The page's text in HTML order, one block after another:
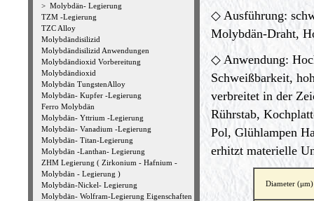
> Molybdän- Legierung
TZM -Legierung
TZC Alloy
Molybdändisilizid
Molybdändisilizid Anwendungen
Molybdändioxid Vorbereitung
Molybdändioxid
Molybdän TungstenAlloy
Molybdän- Kupfer -Legierung
Ferro Molybdän
Molybdän- Yttrium -Legierung
Molybdän- Vanadium -Legierung
Molybdän- Titan-Legierung
Molybdän -Lanthan- Legierung
ZHM Legierung ( Zirkonium - Hafnium -
Molybdän - Legierung )
Molybdän-Nickel- Legierung
Molybdän- Wolfram-Legierung Eigenschaften
◇ Ausführung:
Molybdän-Draht,
◇ Anwendung:
Schweißbarkeit,
verbreitet in der
Rührstab,
Pol, Glühlampen
erhitzt materielle
Diameter (μm)